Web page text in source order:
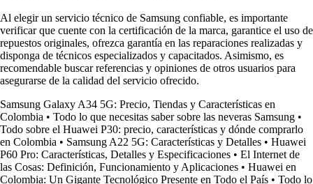
Al elegir un servicio técnico de Samsung confiable, es importante
verificar que cuente con la certificación de la marca, garantice el uso de
repuestos originales, ofrezca garantía en las reparaciones realizadas y
disponga de técnicos especializados y capacitados. Asimismo, es
recomendable buscar referencias y opiniones de otros usuarios para
asegurarse de la calidad del servicio ofrecido.
Samsung Galaxy A34 5G: Precio, Tiendas y Características en
Colombia • Todo lo que necesitas saber sobre las neveras Samsung •
Todo sobre el Huawei P30: precio, características y dónde comprarlo
en Colombia • Samsung A22 5G: Características y Detalles • Huawei
P60 Pro: Características, Detalles y Especificaciones • El Internet de
las Cosas: Definición, Funcionamiento y Aplicaciones • Huawei en
Colombia: Un Gigante Tecnológico Presente en Todo el País • Todo lo